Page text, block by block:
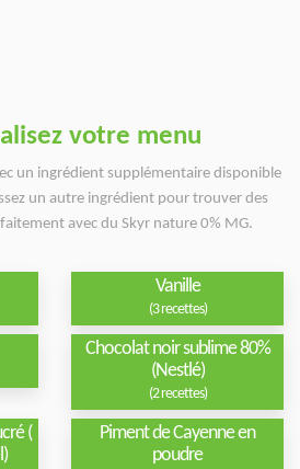
votre menu
un ingrédient supplémentaire disponible
un autre ingrédient pour trouver des
avec du Skyr nature 0% MG.
Vanille
(3 recettes)
Chocolat noir sublime 80%
(Nestlé)
(2 recettes)
(
Piment de Cayenne en
poudre